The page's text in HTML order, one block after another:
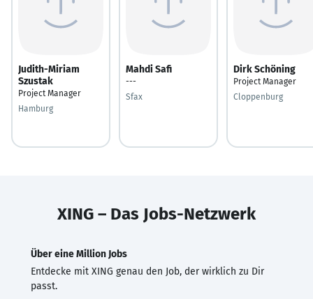
Judith-Miriam
Szustak
Project Manager
Hamburg
Mahdi Safi
---
Sfax
Dirk Schöning
Project Manager
Cloppenburg
XING – Das Jobs-Netzwerk
Über eine Million Jobs
Entdecke mit XING genau den Job, der wirklich zu Dir
passt.